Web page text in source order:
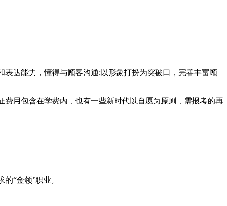
达能力，懂得与顾客沟通;以形象打扮为突破口，完善丰富顾
用包含在学费内，也有一些新时代以自愿为原则，需报考的再
“金领”职业。